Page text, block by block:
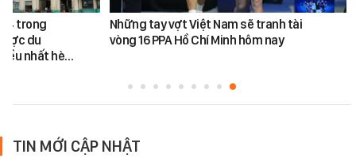
4 trong
du
nhất hè…
Những tay vợt Việt Nam sẽ tranh tài
vòng 16 PPA Hồ Chí Minh hôm nay
TIN MỚI CẬP NHẬT